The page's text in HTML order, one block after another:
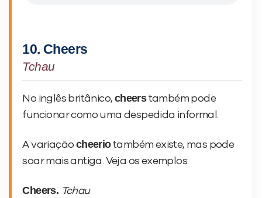
10. Cheers
Tchau
No inglês britânico, cheerstambém pode
funcionar como uma despedida informal.
A variação cheeriotambém existe, mas pode
soar mais antiga. Veja os exemplos:
Cheers. Tchau